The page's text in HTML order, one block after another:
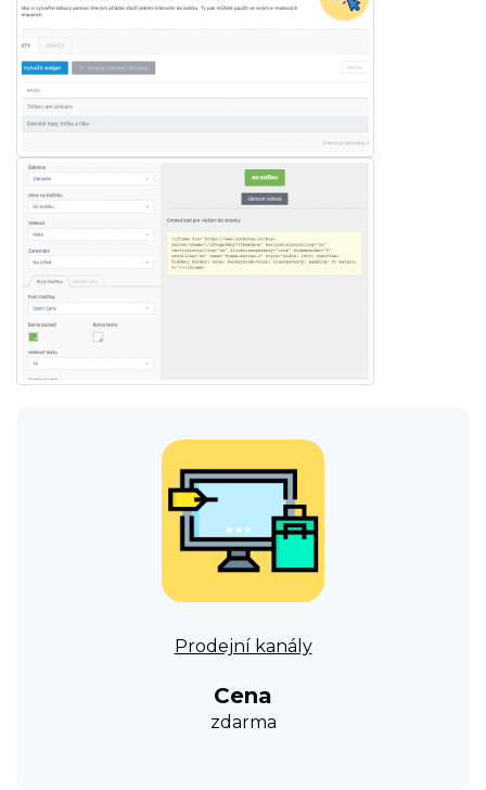
Prodejní kanály
Cena
zdarma